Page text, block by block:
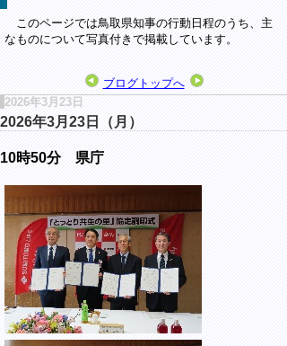
このページでは鳥取県知事の行動日程のうち、主
なものについて写真付きで掲載しています。
ブログトップへ
2026年3月23日
2026年3月23日（月）
10時50分 県庁